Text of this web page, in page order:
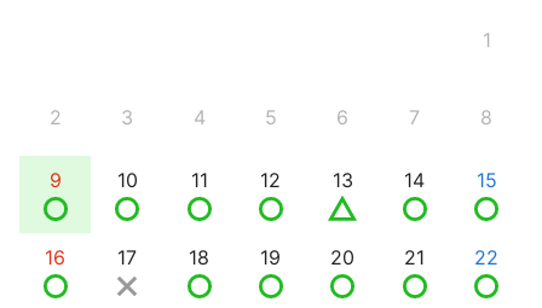
1
2 3 4 5 6 7 8
9 10 11 12 13 14 15
16 17 18 19 20 21 22